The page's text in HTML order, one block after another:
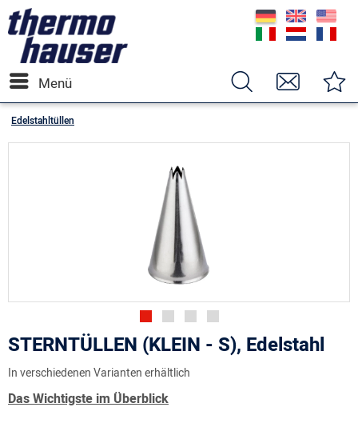
Menü
Edelstahltüllen
STERNTÜLLEN (KLEIN - S), Edelstahl
In verschiedenen Varianten erhältlich
Das Wichtigste im Überblick